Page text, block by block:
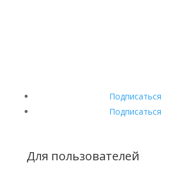
Подписаться
Подписаться
Для пользователей